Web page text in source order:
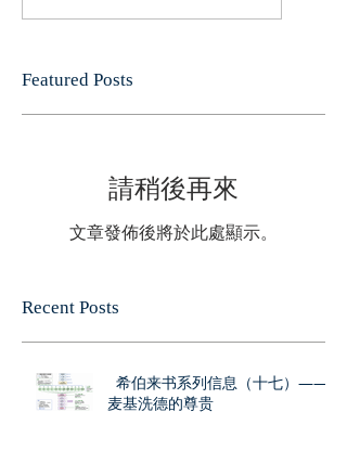
Featured Posts
請稍後再來
文章發佈後將於此處顯示。
Recent Posts
希伯来书系列信息（十七）——
麦基洗德的尊贵